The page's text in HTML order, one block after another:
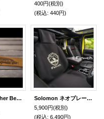
400円(税別)
(税込: 440円)
Santiago Leather Belt（サンチャゴ レザーベルト）カーキＸブラック
Solomon ネオプレーンシートカバー
5,900円(税別)
(税込: 6,490円)